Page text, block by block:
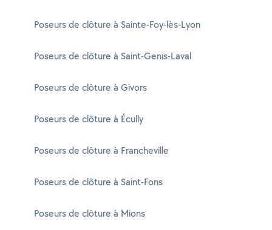
Poseurs de clôture à Sainte-Foy-lès-Lyon
Poseurs de clôture à Saint-Genis-Laval
Poseurs de clôture à Givors
Poseurs de clôture à Écully
Poseurs de clôture à Francheville
Poseurs de clôture à Saint-Fons
Poseurs de clôture à Mions